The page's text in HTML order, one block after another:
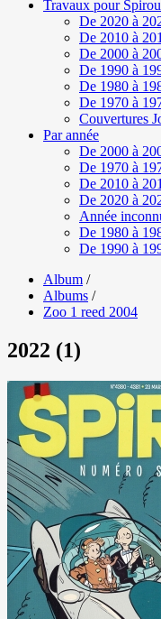
Travaux pour Spirou
De 2020 à
De 2010 à
De 2000 à
De 1990 à
De 1980 à
De 1970 à
Couvertures
Par année
De 2000 à
De 1970 à
De 2010 à
De 2020 à
Année
De 1980 à
De 1990 à
Album /
Albums /
Zoo 1 reed 2004
2022 (1)